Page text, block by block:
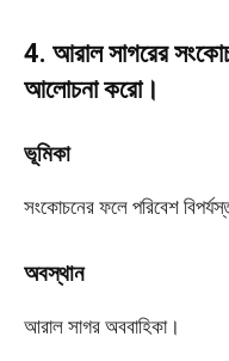
4. আরাল সাগরের
আলোচনা করো।
ভূমিকা
সংকোচনের ফলে পরিবেশ
অবস্থান
আরাল সাগর অববাহিকা।